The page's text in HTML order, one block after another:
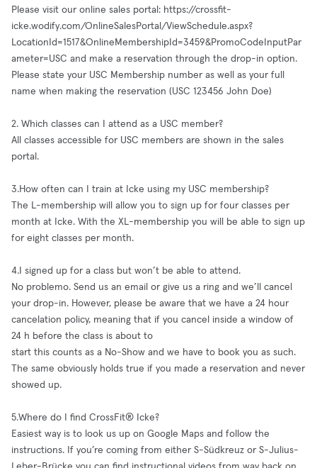
Please visit our online sales portal: https://crossfit-
icke.wodify.com/OnlineSalesPortal/ViewSchedule.aspx?
LocationId=1517&OnlineMembershipId=3459&PromoCodeInputPar
ameter=USC and make a reservation through the drop-in option.
Please state your USC Membership number as well as your full
name when making the reservation (USC 123456 John Doe)
2. Which classes can I attend as a USC member?
All classes accessible for USC members are shown in the sales
portal.
3.How often can I train at Icke using my USC membership?
The L-membership will allow you to sign up for four classes per
month at Icke. With the XL-membership you will be able to sign up
for eight classes per month.
4.I signed up for a class but won’t be able to attend.
No problemo. Send us an email or give us a ring and we’ll cancel
your drop-in. However, please be aware that we have a 24 hour
cancelation policy, meaning that if you cancel inside a window of
24 h before the class is about to
start this counts as a No-Show and we have to book you as such.
The same obviously holds true if you made a reservation and never
showed up.
5.Where do I find CrossFit®️ Icke?
Easiest way is to look us up on Google Maps and follow the
instructions. If you’re coming from either S-Südkreuz or S-Julius-